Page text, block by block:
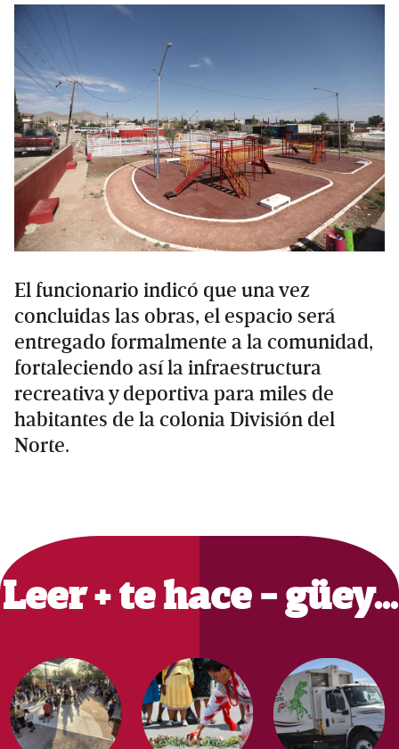
El funcionario indicó que una vez
concluidas las obras, el espacio será
entregado formalmente a la comunidad,
fortaleciendo así la infraestructura
recreativa y deportiva para miles de
habitantes de la colonia División del
Norte.
Primary
Sidebar
Leer + te hace - güey…